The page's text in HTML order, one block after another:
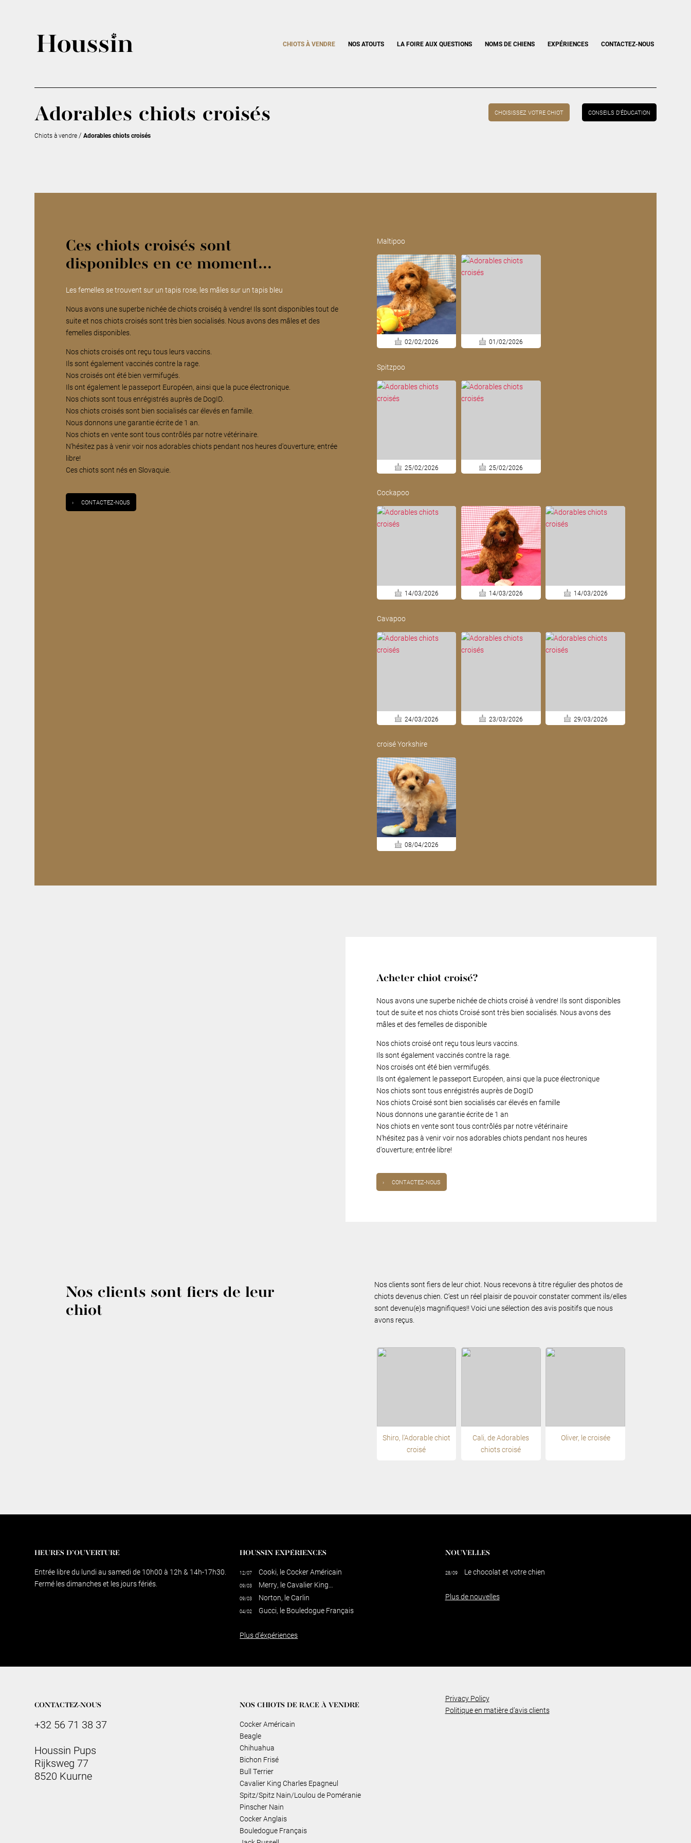
CHIOTS À VENDRE NOS ATOUTS LA FOIRE AUX QUESTIONS NOMS DE CHIENS EXPÉRIENCES CONTACTEZ-NOUS
Adorables chiots croisés
Chiots à vendre/Adorables chiots croisés
CHOISISSEZ VOTRE CHIOT CONSEILS D’ÉDUCATION
Ces chiots croisés sont
disponibles en ce moment...
Les femelles se trouvent sur un tapis rose, les mâles sur un tapis bleu
Nous avons une superbe nichée de chiots croiséq à vendre! Ils sont disponibles tout de
suite et nos chiots croisés sont très bien socialisés. Nous avons des mâles et des
femelles disponibles.
Nos chiots croisés ont reçu tous leurs vaccins.
Ils sont également vaccinés contre la rage.
Nos croisés ont été bien vermifugés.
Ils ont également le passeport Européen, ainsi que la puce électronique.
Nos chiots sont tous enrégistrés auprès de DogID.
Nos chiots croisés sont bien socialisés car élevés en famille.
Nous donnons une garantie écrite de 1 an.
Nos chiots en vente sont tous contrôlés par notre vétérinaire.
N'hésitez pas à venir voir nos adorables chiots pendant nos heures d'ouverture; entrée
libre!
Ces chiots sont nés en Slovaquie.
› CONTACTEZ-NOUS
Maltipoo
02/02/2026 01/02/2026
Spitzpoo
25/02/2026 25/02/2026
Cockapoo
14/03/2026 14/03/2026 14/03/2026
Cavapoo
24/03/2026 23/03/2026 29/03/2026
croisé Yorkshire
08/04/2026
Acheter chiot croisé?
Nous avons une superbe nichée de chiots croisé à vendre! Ils sont disponibles
tout de suite et nos chiots Croisé sont très bien socialisés. Nous avons des
mâles et des femelles de disponible
Nos chiots croisé ont reçu tous leurs vaccins.
Ils sont également vaccinés contre la rage.
Nos croisés ont été bien vermifugés.
Ils ont également le passeport Européen, ainsi que la puce électronique
Nos chiots sont tous enrégistrés auprès de DogID
Nos chiots Croisé sont bien socialisés car élevés en famille
Nous donnons une garantie écrite de 1 an
Nos chiots en vente sont tous contrôlés par notre vétérinaire
N'hésitez pas à venir voir nos adorables chiots pendant nos heures
d'ouverture; entrée libre!
› CONTACTEZ-NOUS
Nos clients sont fiers de leur
chiot
Nos clients sont fiers de leur chiot. Nous recevons à titre régulier des photos de
chiots devenus chien. C’est un réel plaisir de pouvoir constater comment ils/elles
sont devenu(e)s magnifiques!! Voici une sélection des avis positifs que nous
avons reçus.
Shiro, l'Adorable chiot
croisé
Cali, de Adorables
chiots croisé
Oliver, le croisée
HEURES D’OUVERTURE
Entrée libre du lundi au samedi de 10h00 à 12h & 14h-17h30.
Fermé les dimanches et les jours fériés.
HOUSSIN EXPÉRIENCES
12/07 Cooki, le Cocker Américain
09/03 Merry, le Cavalier King…
09/03 Norton, le Carlin
04/02 Gucci, le Bouledogue Français
Plus d’éxpériences
NOUVELLES
28/09 Le chocolat et votre chien
Plus de nouvelles
CONTACTEZ-NOUS
+32 56 71 38 37
Houssin Pups
Rijksweg 77
8520 Kuurne
NOS CHIOTS DE RACE À VENDRE
Cocker Américain
Beagle
Chihuahua
Bichon Frisé
Bull Terrier
Cavalier King Charles Epagneul
Spitz/Spitz Nain/Loulou de Poméranie
Pinscher Nain
Cocker Anglais
Bouledogue Français
Privacy Policy
Politique en matière d’avis clients